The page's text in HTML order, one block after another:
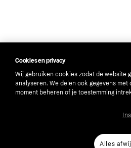
Cookies en privacy
Wij gebruiken cookies zodat de website
analyseren. We delen ook gegevens
moment beheren of je toestemming
Alles